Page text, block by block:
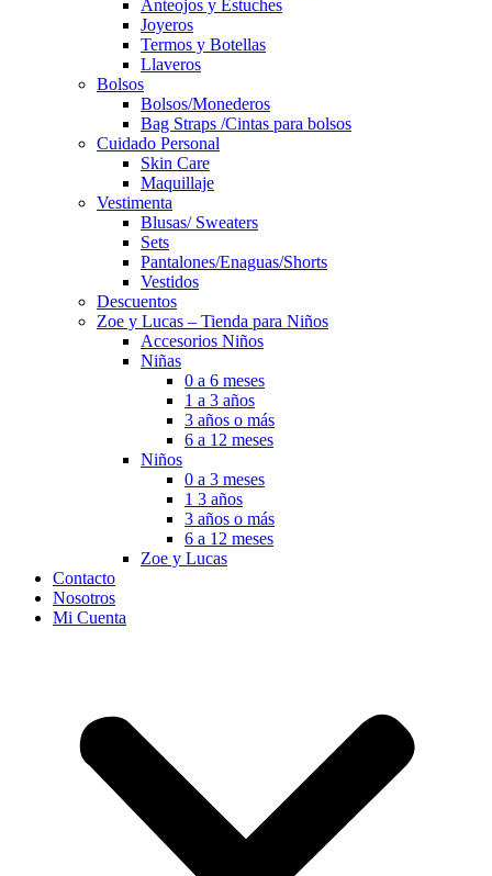
Anteojos y Estuches
Joyeros
Termos y Botellas
Llaveros
Bolsos
Bolsos/Monederos
Bag Straps /Cintas para bolsos
Cuidado Personal
Skin Care
Maquillaje
Vestimenta
Blusas/ Sweaters
Sets
Pantalones/Enaguas/Shorts
Vestidos
Descuentos
Zoe y Lucas – Tienda para Niños
Accesorios Niños
Niñas
0 a 6 meses
1 a 3 años
3 años o más
6 a 12 meses
Niños
0 a 3 meses
1 3 años
3 años o más
6 a 12 meses
Zoe y Lucas
Contacto
Nosotros
Mi Cuenta